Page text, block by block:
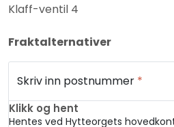
Klaff-ventil 4
Fraktalternativer
Skriv inn postnummer *
Klikk og hent
Hentes ved Hytteorgets